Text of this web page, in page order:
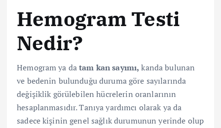
Hemogram Testi
Nedir?
Hemogram ya datam kan sayımı, kanda bulunan
ve bedenin bulunduğu duruma göre sayılarında
değişiklik görülebilen hücrelerin oranlarının
hesaplanmasıdır. Tanıya yardımcı olarak ya da
sadece kişinin genel sağlık durumunun yerinde olup